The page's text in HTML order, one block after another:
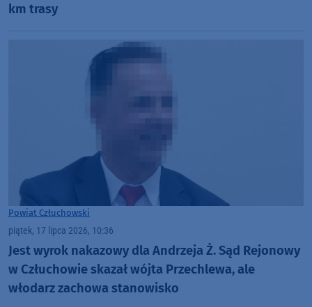
km trasy
Powiat Człuchowski
piątek, 17 lipca 2026, 10:36
Jest wyrok nakazowy dla Andrzeja Ż. Sąd Rejonowy
w Człuchowie skazał wójta Przechlewa, ale
włodarz zachowa stanowisko